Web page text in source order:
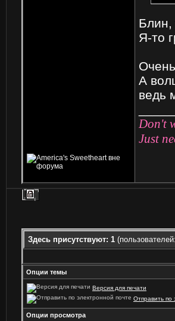
Блин,
Я-то
А
ведь
Don't
Just
Здесь присутствуют: 1
Опции темы
Версия для печати
Отправить по
Опции просмотра